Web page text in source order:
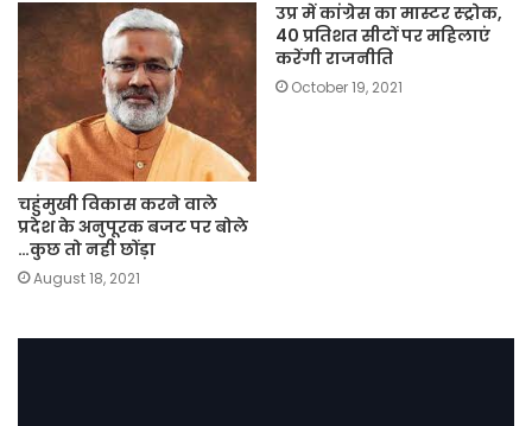
चहुंमुखी विकास करने वाले
प्रदेश के अनुपूरक बजट पर बोले
…कुछ तो नही छोंड़ा
August 18, 2021
उप्र में कांग्रेस का मास्टर स्ट्रोक,
40 प्रतिशत सीटों पर महिलाएं
करेंगी राजनीति
October 19, 2021